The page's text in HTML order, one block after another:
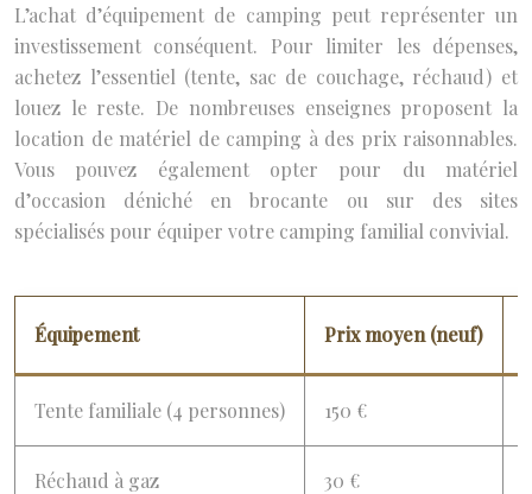
L’achat d’équipement de camping peut représenter un
investissement conséquent. Pour limiter les dépenses,
achetez l’essentiel (tente, sac de couchage, réchaud) et
louez le reste. De nombreuses enseignes proposent la
location de matériel de camping à des prix raisonnables.
Vous pouvez également opter pour du matériel
d’occasion déniché en brocante ou sur des sites
spécialisés pour équiper votre camping familial convivial.
Équipement Prix moyen (neuf)
Tente familiale (4 personnes) 150 €
Réchaud à gaz 30 €